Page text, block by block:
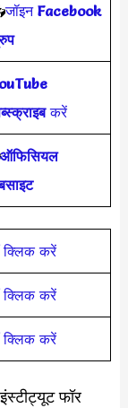
जॉइन Facebook
करें
ऑफिसियल
क्लिक करें
क्लिक करें
क्लिक करें
फॉर